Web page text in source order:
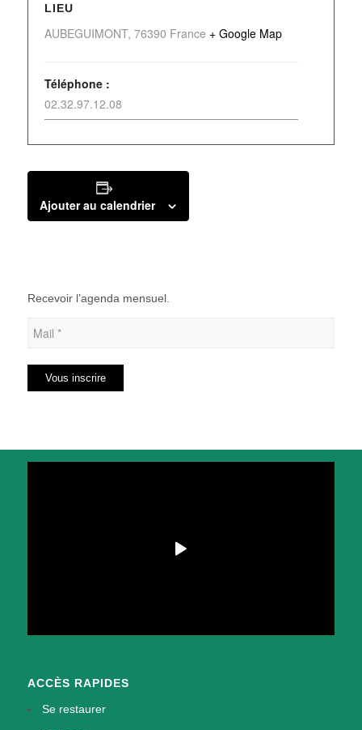
LIEU
AUBEGUIMONT, 76390 France + Google Map
Téléphone :
02.32.97.12.08
Ajouter au calendrier
Recevoir l’agenda mensuel.
ACCÈS RAPIDES
Se restaurer